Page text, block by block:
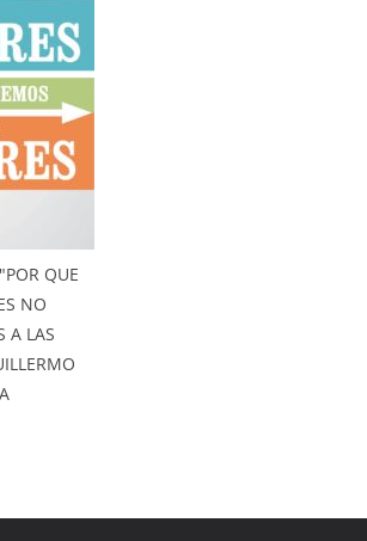
QUE
NO
A LAS